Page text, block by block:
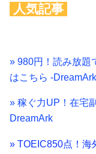
人気記事
» 980円！読み放題
はこちら -DreamArk
» 稼ぐ力UP！在宅
DreamArk
» TOEIC850点！海